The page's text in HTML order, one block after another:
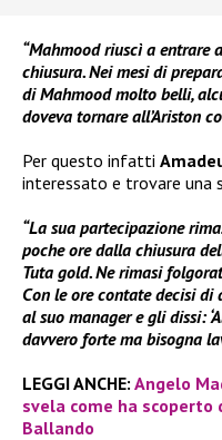
“Mahmood riuscì a entrare
chiusura. Nei mesi di
di Mahmood molto belli,
doveva tornare all’Ariston
Per questo infatti
interessato e trovare una
“La sua partecipazione
poche ore dalla chiusura
Tuta gold. Ne rimasi
Con le ore contate decisi di
al suo manager e gli dissi:
davvero forte ma bisogna
LEGGI ANCHE: Angelo
svela come ha
Ballando